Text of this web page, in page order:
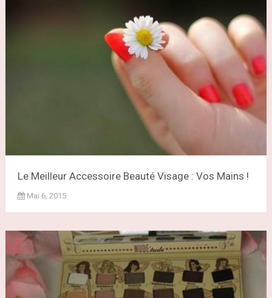
Le Meilleur Accessoire Beauté Visage : Vos Mains !
Mai 6, 2015